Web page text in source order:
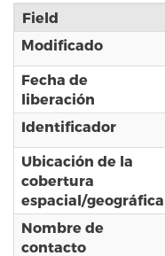
Field
Modificado
Fecha de
liberación
Identificador
Ubicación de la
cobertura
espacial/geográfica
Nombre de
contacto